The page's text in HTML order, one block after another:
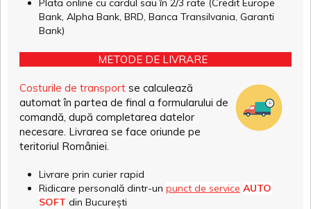
Bank, Alpha Bank, BRD, Banca Transilvania, Garanti
Bank)
METODE DE LIVRARE
Costurile de transport se calculează
automat în partea de final a formularului de
comandă, după completarea datelor
necesare. Livrarea se face oriunde pe
teritoriul României.
Livrare prin curier rapid
Ridicare personală dintr-un punct de service AUTO
SOFT din București